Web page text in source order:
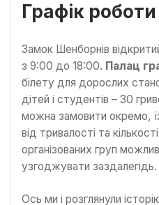
Графік роботи
Замок Шенборнів
з 9:00 до 18:00. Палац
білету для дорослих
дітей і студентів – 30
можна замовити окремо,
від тривалості та
організованих груп
узгоджувати заздалегідь.
Ось ми і розглянули